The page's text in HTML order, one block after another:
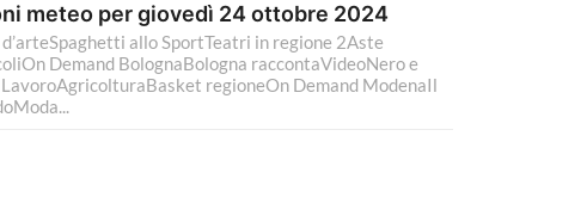
meteo per giovedì 24 ottobre 2024
allo SportTeatri in regione 2Aste
Demand BolognaBologna raccontaVideoNero e
LavoroAgricolturaBasket regioneOn Demand ModenaIl